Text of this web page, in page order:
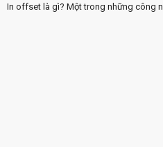
In offset là gì? Một trong những công